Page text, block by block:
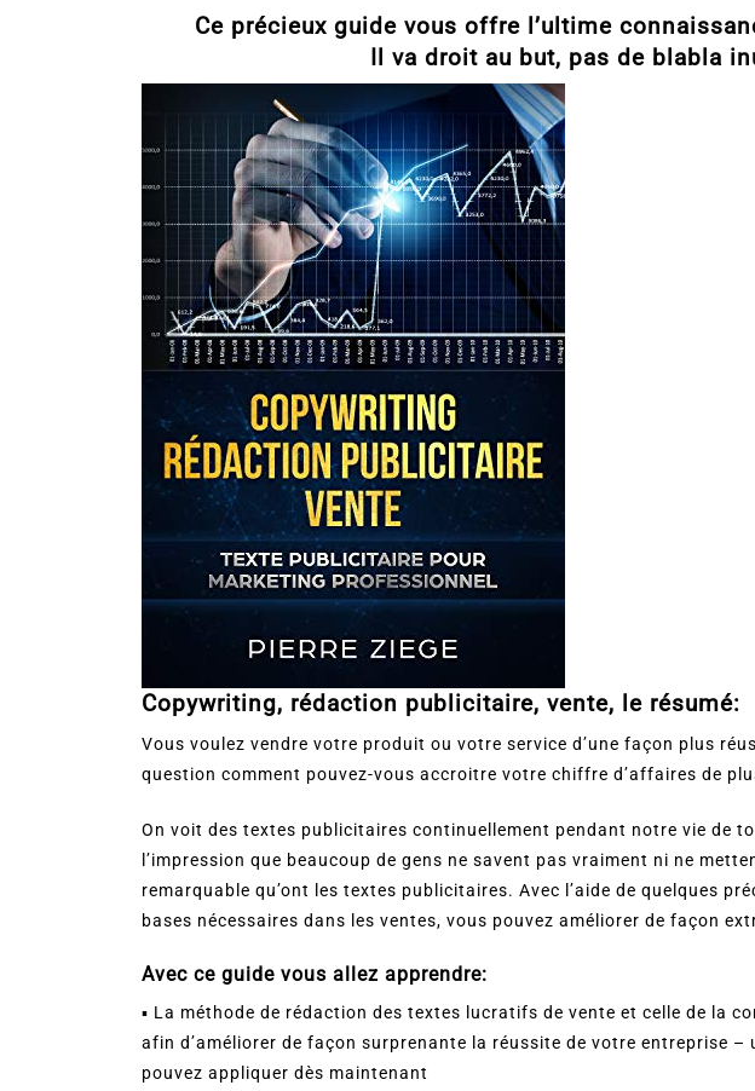
Ce précieux guide vous offre l’ultime
Il va droit au but, pas de blabla
Copywriting, rédaction publicitaire, vente, le résumé:
Vous voulez vendre votre produit ou votre service d’une façon plus
question comment pouvez-vous accroitre votre chiffre d’affaires de
On voit des textes publicitaires continuellement pendant notre vie de
l’impression que beaucoup de gens ne savent pas vraiment ni ne
remarquable qu’ont les textes publicitaires. Avec l’aide de quelques
bases nécessaires dans les ventes, vous pouvez améliorer de façon
Avec ce guide vous allez apprendre:
▪ La méthode de rédaction des textes lucratifs de vente et celle de la
afin d’améliorer de façon surprenante la réussite de votre entreprise –
pouvez appliquer dès maintenant